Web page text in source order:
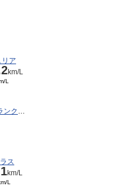
ア
km/L
L
ＢＭＷアルピナ B4グランクーペ
ス
km/L
L